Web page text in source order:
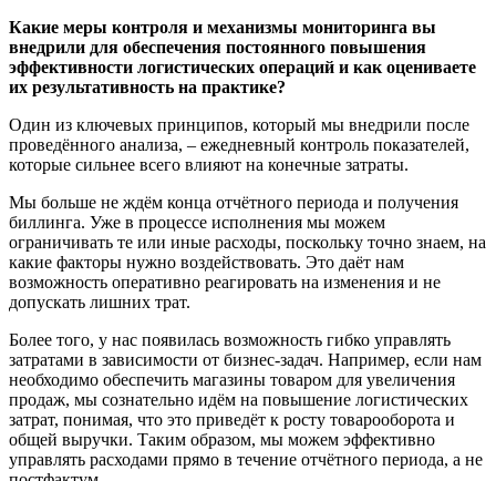
Какие меры контроля и механизмы мониторинга вы
внедрили для обеспечения постоянного повышения
эффективности логистических операций и как оцениваете
их результативность на практике?
Один из ключевых принципов, который мы внедрили после
проведённого анализа, – ежедневный контроль показателей,
которые сильнее всего влияют на конечные затраты.
Мы больше не ждём конца отчётного периода и получения
биллинга. Уже в процессе исполнения мы можем
ограничивать те или иные расходы, поскольку точно знаем, на
какие факторы нужно воздействовать. Это даёт нам
возможность оперативно реагировать на изменения и не
допускать лишних трат.
Более того, у нас появилась возможность гибко управлять
затратами в зависимости от бизнес-задач. Например, если нам
необходимо обеспечить магазины товаром для увеличения
продаж, мы сознательно идём на повышение логистических
затрат, понимая, что это приведёт к росту товарооборота и
общей выручки. Таким образом, мы можем эффективно
управлять расходами прямо в течение отчётного периода, а не